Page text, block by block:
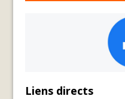
Liens directs